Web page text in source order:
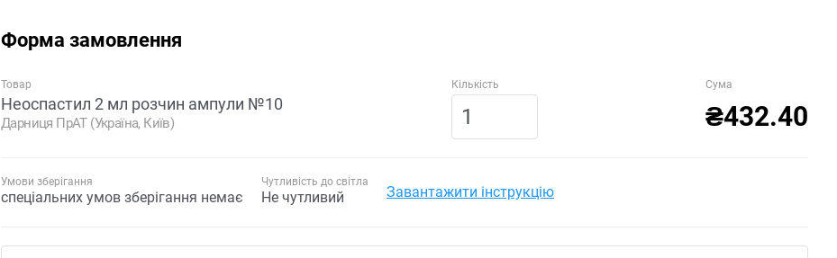
Форма замовлення
Товар
Неоспастил 2 мл розчин ампули №10
Дарниця ПрАТ (Україна, Київ)
Кількість Сума
₴432.40
Умови зберігання
спеціальних умов зберігання немає
Чутливість до світла
Не чутливий Завантажити інструкцію